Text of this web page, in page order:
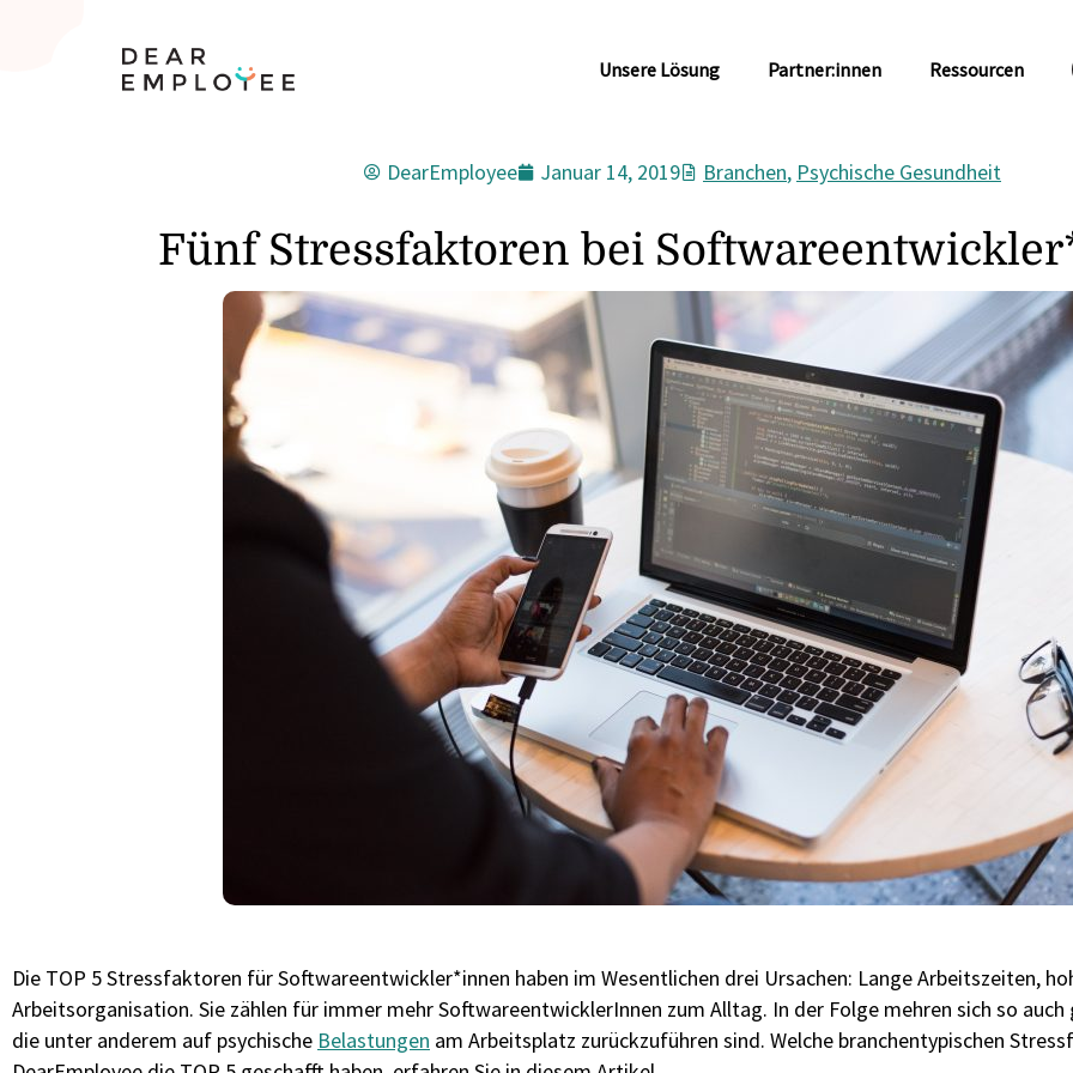
Unsere Lösung Partner:innen Ressourcen
DearEmployee Januar 14, 2019 Branchen, Psychische Gesundheit
Fünf Stressfaktoren bei
Die TOP 5 Stressfaktoren für Softwareentwickler*innen haben im Wesentlichen drei Ursachen: Lange Arbeitszeiten,
Arbeitsorganisation. Sie zählen für immer mehr SoftwareentwicklerInnen zum Alltag. In der Folge mehren sich so
die unter anderem auf psychische Belastungen am Arbeitsplatz zurückzuführen sind. Welche branchentypischen